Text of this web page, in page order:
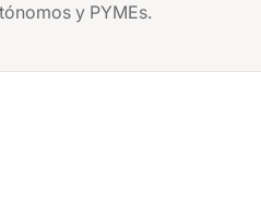
y PYMEs.